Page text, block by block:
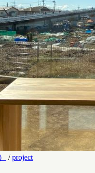
/project